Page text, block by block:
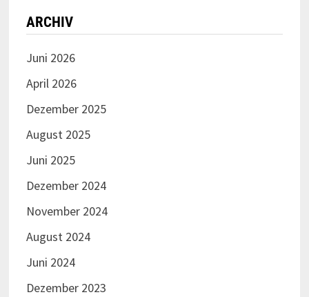
ARCHIV
Juni 2026
April 2026
Dezember 2025
August 2025
Juni 2025
Dezember 2024
November 2024
August 2024
Juni 2024
Dezember 2023